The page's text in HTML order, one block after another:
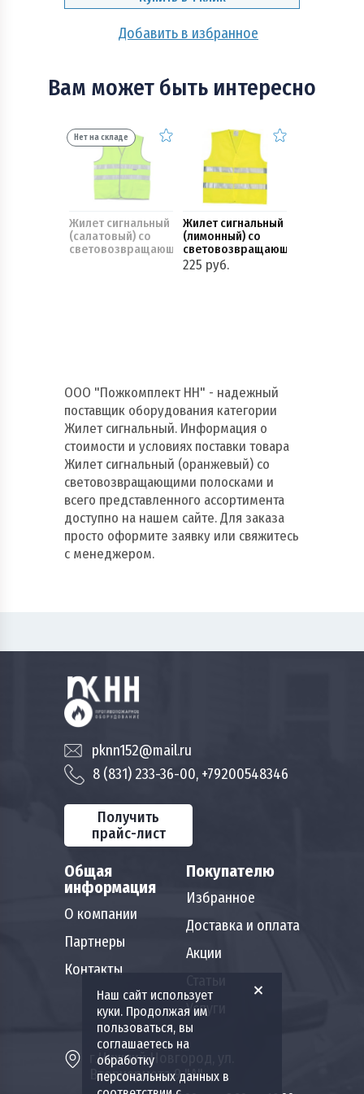
Наш сайт использует
куки. Продолжая им
пользоваться, вы
соглашаетесь на
обработку
персональных данных в
Добавить в избранное
Вам может быть интересно
Нет на складе
Жилет сигнальный
(салатовый) со
световозвращающими
Жилет сигнальный
(лимонный) со
световозвращающими
полосками
225 руб.
ООО "Пожкомплект НН" - надежный
поставщик оборудования категории
Жилет сигнальный. Информация о
стоимости и условиях поставки товара
Жилет сигнальный (оранжевый) со
световозвращающими полосками и
всего представленного ассортимента
доступно на нашем сайте. Для заказа
просто оформите заявку или свяжитесь
с менеджером.
Общая
информация
О компании
Партнеры
Контакты
Покупателю
Избранное
Доставка и оплата
Акции
Услуги
pknn152@mail.ru
8 (831) 233-36-00, +79200548346
Получить
прайс-лист
г.Нижний Новгород, ул.
Вторчермета 9 "А"